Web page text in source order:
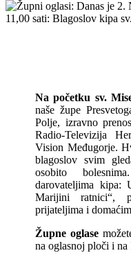
Na početku sv.
naše župe
Polje, izravno
Radio-Televizija
Vision Međugorje.
blagoslov svim
osobito
darovateljima kipa:
Marijini ratnici“,
prijateljima i
Župne oglase
na oglasnoj ploči i na